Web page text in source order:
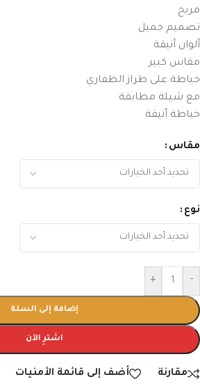
مريح
تصميم جميل
ألوان أنيقة
مقاس كبير
خياطة على طراز الظفاري
مع شيلة مطابقة
خياطة أنيقة
مقاس
نوع
-
+
إضافة إلى السلة
اشترِ الآن
مقارنة أضف إلى قائمة الأمنيات